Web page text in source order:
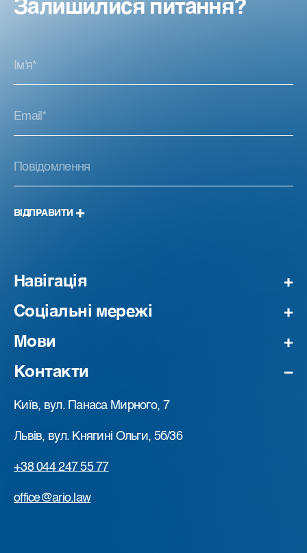
Залишилися питання?
ВІДПРАВИТИ
Навігація
Соціальні мережі
Мови
Контакти
Київ, вул. Панаса Мирного, 7
Львів, вул. Княгині Ольги, 5б/36
+38 044 247 55 77
office@ario.law